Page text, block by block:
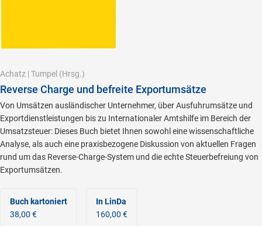
Achatz | Tumpel (Hrsg.)
Reverse Charge und befreite Exportumsätze
Von Umsätzen ausländischer Unternehmer, über Ausfuhrumsätze und
Exportdienstleistungen bis zu Internationaler Amtshilfe im Bereich der
Umsatzsteuer: Dieses Buch bietet Ihnen sowohl eine wissenschaftliche
Analyse, als auch eine praxisbezogene Diskussion von aktuellen Fragen
rund um das Reverse-Charge-System und die echte Steuerbefreiung von
Exportumsätzen.
Buch kartoniert
38,00 €
In LinDa
160,00 €